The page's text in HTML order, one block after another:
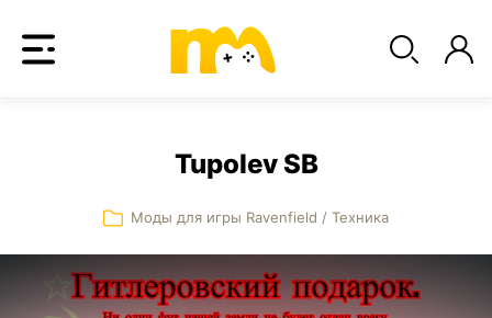
Tupolev SB
Моды для игры Ravenfield / Техника